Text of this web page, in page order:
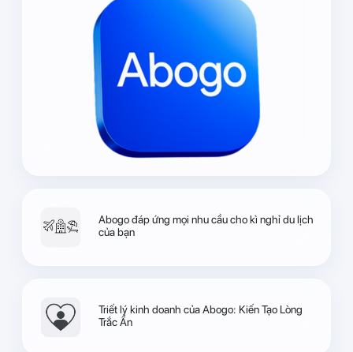
Abogo đáp ứng mọi nhu cầu cho kì nghỉ du lịch
của bạn
Triết lý kinh doanh của Abogo: Kiến Tạo Lòng
Trắc Ẩn